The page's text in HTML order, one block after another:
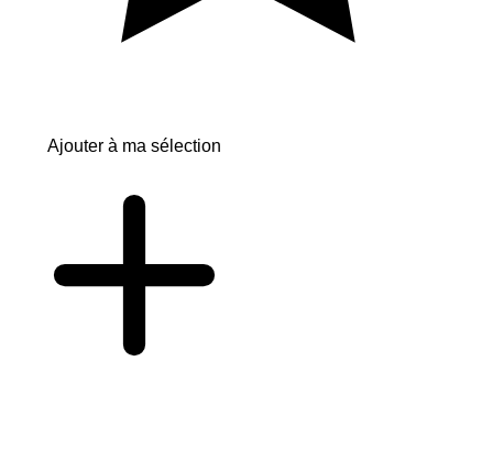
Ajouter à ma sélection